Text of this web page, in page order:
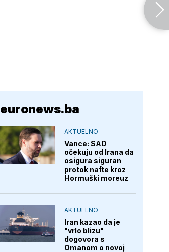
euronews.ba
AKTUELNO
Vance: SAD
očekuju od Irana da
osigura siguran
protok nafte kroz
Hormuški moreuz
AKTUELNO
Iran kazao da je
"vrlo blizu"
dogovora s
Omanom o novoj